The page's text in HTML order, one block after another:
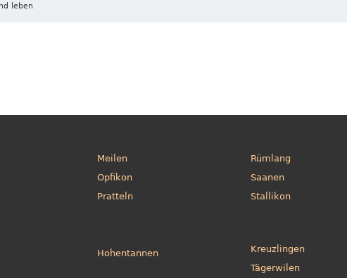
leben
Meilen
Opfikon
Pratteln
Rümlang
Saanen
Stallikon
Hohentannen
Kreuzlingen
Tägerwilen